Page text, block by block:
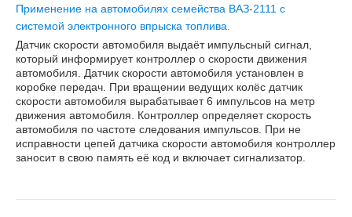
Применение на автомобилях семейства ВАЗ-2111 с
системой электронного впрыска топлива.
Датчик скорости автомобиля выдаёт импульсный сигнал,
который информирует контроллер о скорости движения
автомобиля. Датчик скорости автомобиля установлен в
коробке передач. При вращении ведущих колёс датчик
скорости автомобиля вырабатывает 6 импульсов на метр
движения автомобиля. Контроллер определяет скорость
автомобиля по частоте следования импульсов. При не
исправности цепей датчика скорости автомобиля контроллер
заносит в свою память её код и включает сигнализатор.